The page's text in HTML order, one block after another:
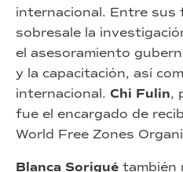
internacional. Entre sus
sobresale la
el asesoramiento
y la capacitación, así
internacional. Chi Fulin,
fue el encargado de
World Free Zones
Blanca Sorigué también